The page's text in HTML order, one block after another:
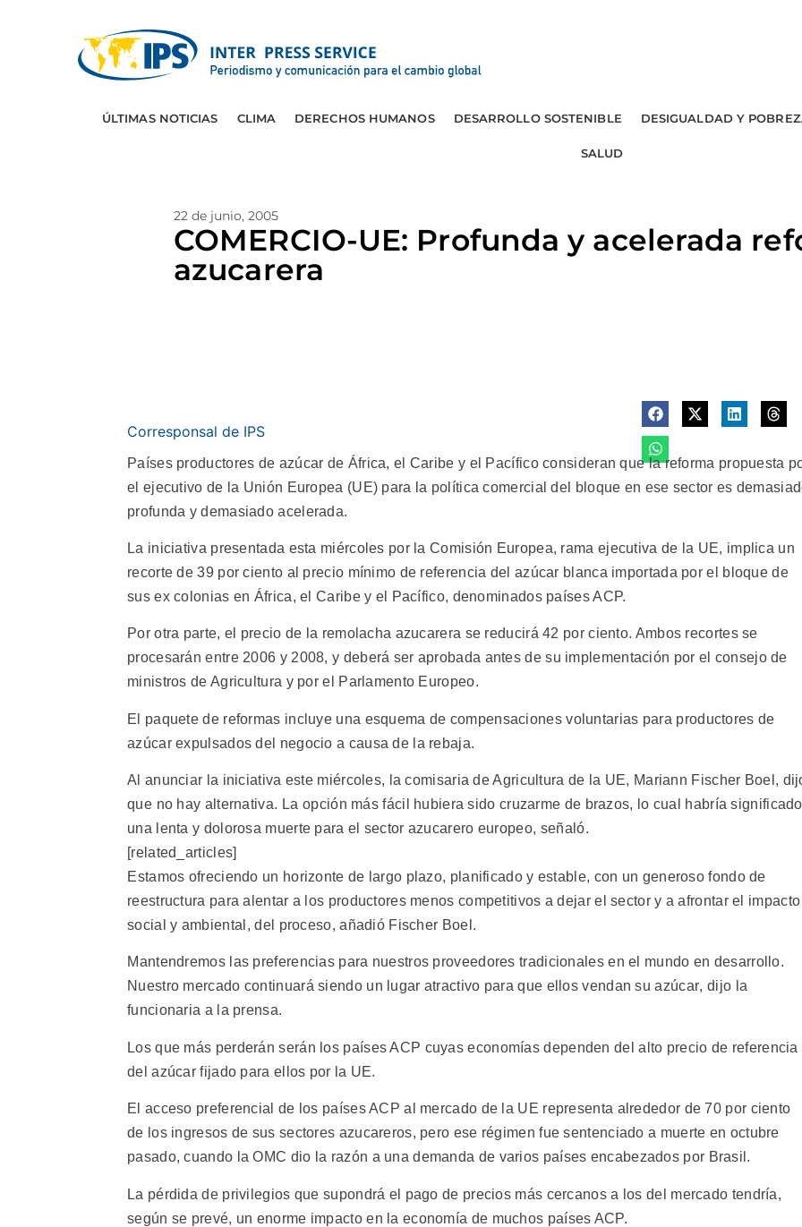
ÚLTIMAS NOTICIAS CLIMA DERECHOS HUMANOS DESARROLLO SOSTENIBLE DESIGUALDAD Y
SALUD
22 de junio, 2005
COMERCIO-UE: Profunda y acelerada
azucarera
Corresponsal de IPS
Países productores de azúcar de África, el Caribe y el Pacífico consideran que la reforma propuesta
el ejecutivo de la Unión Europea (UE) para la política comercial del bloque en ese sector es
profunda y demasiado acelerada.
La iniciativa presentada esta miércoles por la Comisión Europea, rama ejecutiva de la UE, implica un
recorte de 39 por ciento al precio mínimo de referencia del azúcar blanca importada por el bloque de
sus ex colonias en África, el Caribe y el Pacífico, denominados países ACP.
Por otra parte, el precio de la remolacha azucarera se reducirá 42 por ciento. Ambos recortes se
procesarán entre 2006 y 2008, y deberá ser aprobada antes de su implementación por el consejo de
ministros de Agricultura y por el Parlamento Europeo.
El paquete de reformas incluye una esquema de compensaciones voluntarias para productores de
azúcar expulsados del negocio a causa de la rebaja.
Al anunciar la iniciativa este miércoles, la comisaria de Agricultura de la UE, Mariann Fischer Boel,
que no hay alternativa. La opción más fácil hubiera sido cruzarme de brazos, lo cual habría significado
una lenta y dolorosa muerte para el sector azucarero europeo, señaló.
[related_articles]
Estamos ofreciendo un horizonte de largo plazo, planificado y estable, con un generoso fondo de
reestructura para alentar a los productores menos competitivos a dejar el sector y a afrontar el impacto
social y ambiental, del proceso, añadió Fischer Boel.
Mantendremos las preferencias para nuestros proveedores tradicionales en el mundo en desarrollo.
Nuestro mercado continuará siendo un lugar atractivo para que ellos vendan su azúcar, dijo la
funcionaria a la prensa.
Los que más perderán serán los países ACP cuyas economías dependen del alto precio de referencia
del azúcar fijado para ellos por la UE.
El acceso preferencial de los países ACP al mercado de la UE representa alrededor de 70 por ciento
de los ingresos de sus sectores azucareros, pero ese régimen fue sentenciado a muerte en octubre
pasado, cuando la OMC dio la razón a una demanda de varios países encabezados por Brasil.
La pérdida de privilegios que supondrá el pago de precios más cercanos a los del mercado tendría,
según se prevé, un enorme impacto en la economía de muchos países ACP.